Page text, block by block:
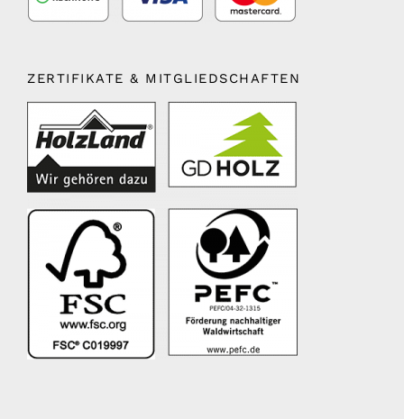
ZERTIFIKATE & MITGLIEDSCHAFTEN